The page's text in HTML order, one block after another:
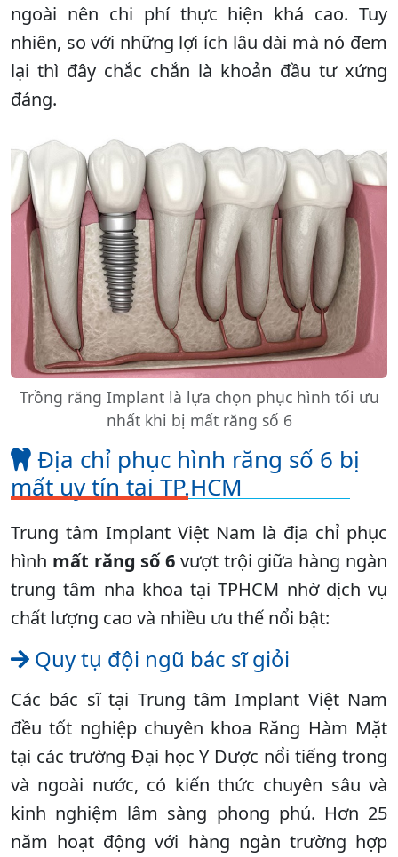
ngoài nên chi phí thực hiện khá cao. Tuy
nhiên, so với những lợi ích lâu dài mà nó đem
lại thì đây chắc chắn là khoản đầu tư xứng
đáng.
Trồng răng Implant là lựa chọn phục hình tối ưu
nhất khi bị mất răng số 6
Địa chỉ phục hình răng số 6 bị
mất uy tín tại TP.HCM
Trung tâm Implant Việt Nam là địa chỉ phục
hình mất răng số 6 vượt trội giữa hàng ngàn
trung tâm nha khoa tại TPHCM nhờ dịch vụ
chất lượng cao và nhiều ưu thế nổi bật:
Quy tụ đội ngũ bác sĩ giỏi
Các bác sĩ tại Trung tâm Implant Việt Nam
đều tốt nghiệp chuyên khoa Răng Hàm Mặt
tại các trường Đại học Y Dược nổi tiếng trong
và ngoài nước, có kiến thức chuyên sâu và
kinh nghiệm lâm sàng phong phú. Hơn 25
năm hoạt động với hàng ngàn trường hợp